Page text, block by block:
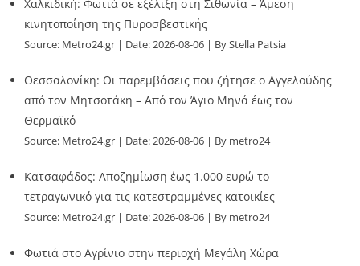
Χαλκιδική: Φωτιά σε εξέλιξη στη Σιθωνία – Άμεση
κινητοποίηση της Πυροσβεστικής
Source: Metro24.gr Date: 2026-08-06 By Stella Patsia
Θεσσαλονίκη: Οι παρεμβάσεις που ζήτησε ο Αγγελούδης
από τον Μητσοτάκη – Από τον Άγιο Μηνά έως τον
Θερμαϊκό
Source: Metro24.gr Date: 2026-08-06 By metro24
Κατσαφάδος: Αποζημίωση έως 1.000 ευρώ το
τετραγωνικό για τις κατεστραμμένες κατοικίες
Source: Metro24.gr Date: 2026-08-06 By metro24
Φωτιά στο Αγρίνιο στην περιοχή Μεγάλη Χώρα